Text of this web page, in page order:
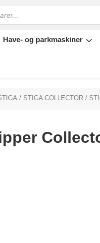
Have- og parkmaskiner
/ STIGA COLLECTOR /